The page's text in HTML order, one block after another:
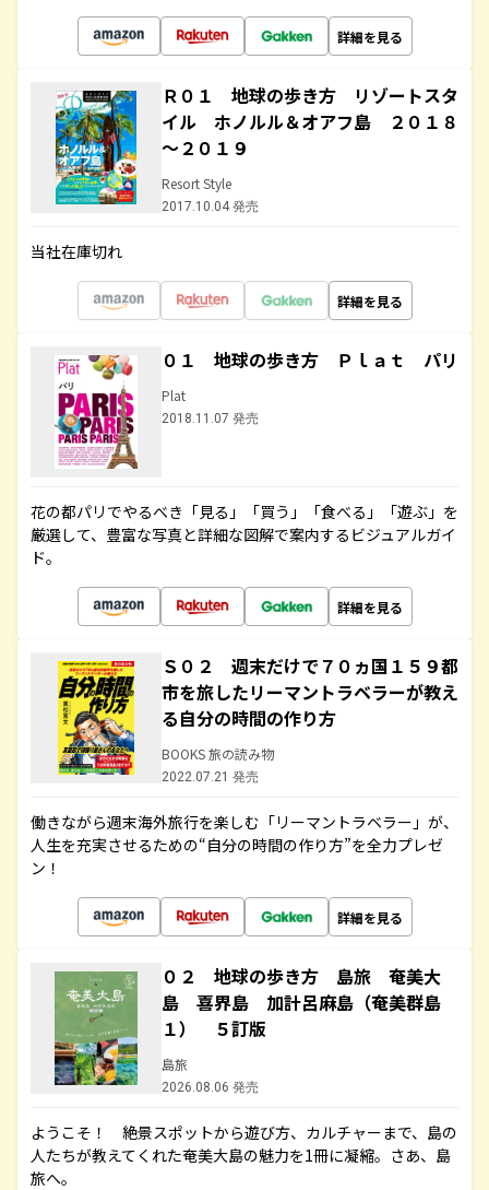
詳細を見る
Ｒ０１ 地球の歩き方 リゾートスタ
イル ホノルル＆オアフ島 ２０１８
～２０１９
Resort Style
2017.10.04 発売
当社在庫切れ
詳細を見る
０１ 地球の歩き方 Ｐｌａｔ パリ
Plat
2018.11.07 発売
花の都パリでやるべき「見る」「買う」「食べる」「遊ぶ」を
厳選して、豊富な写真と詳細な図解で案内するビジュアルガイ
ド。
詳細を見る
Ｓ０２ 週末だけで７０ヵ国１５９都
市を旅したリーマントラベラーが教え
る自分の時間の作り方
BOOKS 旅の読み物
2022.07.21 発売
働きながら週末海外旅行を楽しむ「リーマントラベラー」が、
人生を充実させるための“自分の時間の作り方”を全力プレゼ
ン！
詳細を見る
０２ 地球の歩き方 島旅 奄美大
島 喜界島 加計呂麻島（奄美群島
１） ５訂版
島旅
2026.08.06 発売
ようこそ！ 絶景スポットから遊び方、カルチャーまで、島の
人たちが教えてくれた奄美大島の魅力を1冊に凝縮。さあ、島
旅へ。